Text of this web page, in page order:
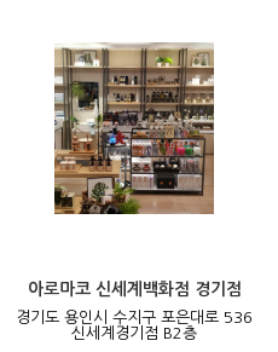
아로마코 신세계백화점 경기점
경기도 용인시 수지구 포은대로 536
신세계경기점 B2층